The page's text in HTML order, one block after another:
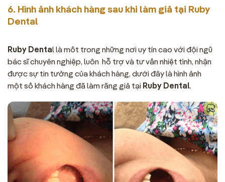
6. Hình ảnh khách hàng sau khi làm giả tại Ruby
Dental
Ruby Dental là mốt trong những nơi uy tín cao với đội ngũ
bác sĩ chuyên nghiệp, luôn hỗ trợ và tư vấn nhiệt tình, nhận
được sự tin tưởng của khách hàng, dưới đây là hình ảnh
một số khách hàng đã làm răng giả tại Ruby Dental.